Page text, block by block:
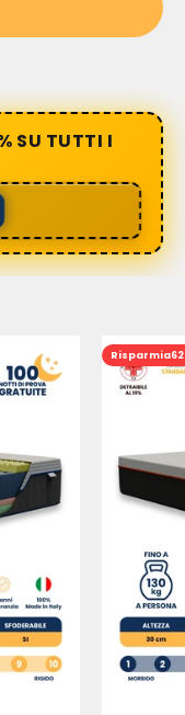
SU TUTTI I
Risparmia